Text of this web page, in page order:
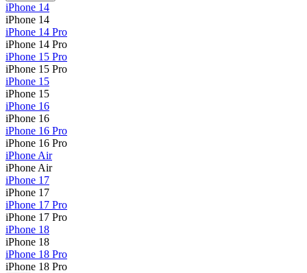
iPhone 14
iPhone 14
iPhone 14 Pro
iPhone 14 Pro
iPhone 15 Pro
iPhone 15 Pro
iPhone 15
iPhone 15
iPhone 16
iPhone 16
iPhone 16 Pro
iPhone 16 Pro
iPhone Air
iPhone Air
iPhone 17
iPhone 17
iPhone 17 Pro
iPhone 17 Pro
iPhone 18
iPhone 18
iPhone 18 Pro
iPhone 18 Pro